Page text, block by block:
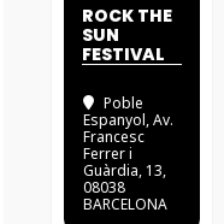
ROCK THE
SUN
FESTIVAL
Poble
Espanyol, Av.
Francesc
Ferrer i
Guàrdia, 13,
08038
BARCELONA